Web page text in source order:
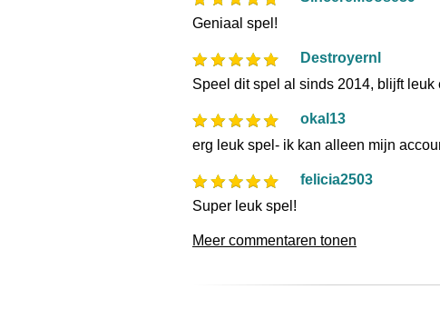
Geniaal spel!
Destroyernl
Speel dit spel al sinds 2014, blijft leuk
okal13
erg leuk spel- ik kan alleen mijn
felicia2503
Super leuk spel!
Meer commentaren tonen